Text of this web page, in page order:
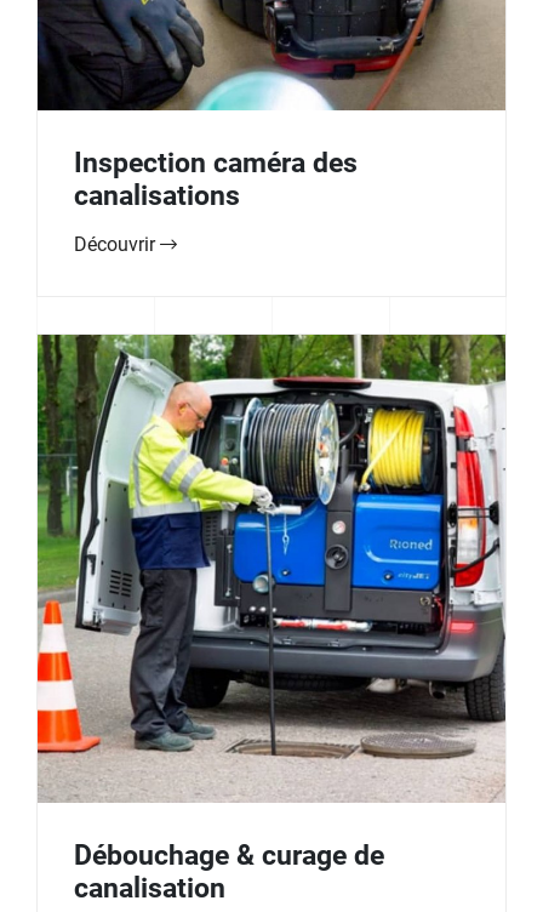
Inspection caméra des
canalisations
Découvrir
Débouchage & curage de
canalisation